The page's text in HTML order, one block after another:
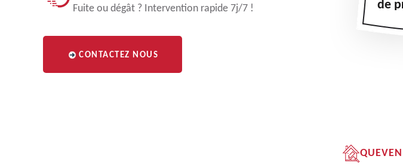
Fuite ou dégât ? Intervention rapide 7j/7 !
CONTACTEZ NOUS
de